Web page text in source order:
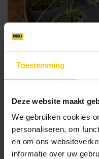
Toestemming
Deze website maakt
We gebruiken cookies
personaliseren, om
en om ons
informatie over uw
Partagez votre
Nous nous efforçons
photos d'un beau jardin
Geosteen®